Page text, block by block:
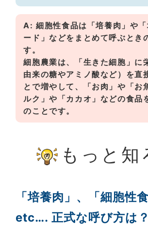
A: 細胞性食品は「培養肉」や
ード」などをまとめて呼ぶとき
す。
細胞農業は、「生きた細胞」に
由来の糖やアミノ酸など）を直
とで増やして、「お肉」や「お
ルク」や「カカオ」などの食品
のことです。
もっと知
「培養肉」、「細胞性
etc…. 正式な呼び方は？